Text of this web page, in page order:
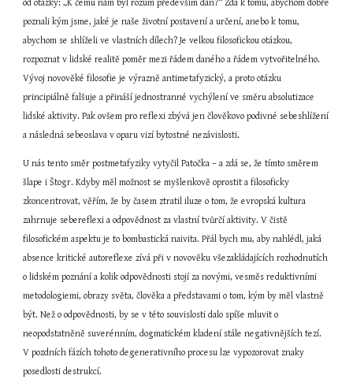
od otázky: „K čemu nám byl rozum především dán?“ Zda k tomu, abychom dobře
poznali kým jsme, jaké je naše životní postavení a určení, anebo k tomu,
abychom se shlíželi ve vlastních dílech? Je velkou filosofickou otázkou,
rozpoznat v lidské realitě poměr mezi řádem daného a řádem vytvořitelného.
Vývoj novověké filosofie je výrazně antimetafyzický, a proto otázku
principiálně falšuje a přináší jednostranné vychýlení ve směru absolutizace
lidské aktivity. Pak ovšem pro reflexi zbývá jen člověkovo podivné sebeshlížení
a následná sebeoslava v oparu vizí bytostné nezávislosti.
U nás tento směr postmetafyziky vytyčil Patočka – a zdá se, že tímto směrem
šlape i Štogr. Kdyby měl možnost se myšlenkově oprostit a filosoficky
zkoncentrovat, věřím, že by časem ztratil iluze o tom, že evropská kultura
zahrnuje sebereflexi a odpovědnost za vlastní tvůrčí aktivity. V čistě
filosofickém aspektu je to bombastická naivita. Přál bych mu, aby nahlédl, jaká
absence kritické autoreflexe zívá při v novověku všezakládajících rozhodnutích
o lidském poznání a kolik odpovědnosti stojí za novými, vesměs reduktivními
metodologiemi, obrazy světa, člověka a představami o tom, kým by měl vlastně
být. Než o odpovědnosti, by se v této souvislosti dalo spíše mluvit o
neopodstatněně suverénním, dogmatickém kladení stále negativnějších tezí.
V pozdních fázích tohoto degenerativního procesu lze vypozorovat znaky
posedlosti destrukcí.